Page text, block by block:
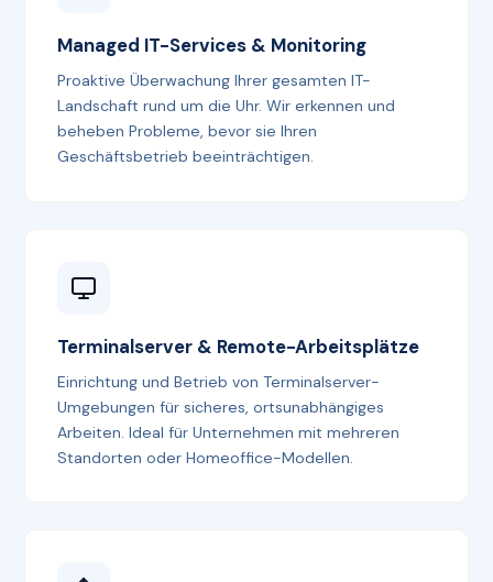
Managed IT-Services & Monitoring
Proaktive Überwachung Ihrer gesamten IT-
Landschaft rund um die Uhr. Wir erkennen und
beheben Probleme, bevor sie Ihren
Geschäftsbetrieb beeinträchtigen.
Terminalserver & Remote-Arbeitsplätze
Einrichtung und Betrieb von Terminalserver-
Umgebungen für sicheres, ortsunabhängiges
Arbeiten. Ideal für Unternehmen mit mehreren
Standorten oder Homeoffice-Modellen.